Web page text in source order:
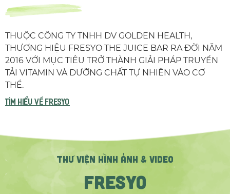
THUỘC CÔNG TY TNHH DV GOLDEN HEALTH,
THƯƠNG HIỆU FRESYO THE JUICE BAR RA ĐỜI NĂM
2016 VỚI MỤC TIÊU TRỞ THÀNH GIẢI PHÁP TRUYỀN
TẢI VITAMIN VÀ DƯỠNG CHẤT TỰ NHIÊN VÀO CƠ
THỂ.
TÌM HIỂU VỀ fresyo
THƯ VIỆN HÌNH ẢNH & VIDEO
FRESYO